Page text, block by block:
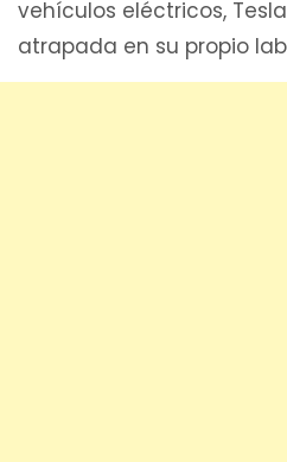
vehículos eléctricos,
atrapada en su propio